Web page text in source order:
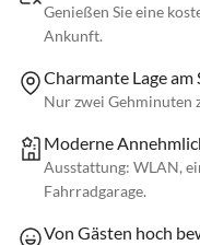
Genießen Sie eine
Ankunft.
Charmante Lage am
Nur zwei Gehminuten
Moderne
Ausstattung: WLAN,
Fahrradgarage.
Von Gästen hoch